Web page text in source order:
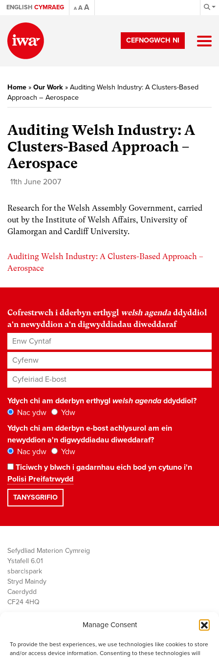
Manage Consent
To provide the best experiences, we use technologies like cookies to store
and/or access device information. Consenting to these technologies will
ENGLISH CYMRAEG A AA
CEFNOGWCH NI
Home » Our Work » Auditing Welsh Industry: A Clusters-Based
Approach – Aerospace
Auditing Welsh Industry: A
Clusters-Based Approach –
Aerospace
11th June 2007
Research for the Welsh Assembly Government, carried
out by the Institute of Welsh Affairs, University of
Glamorgan and Cardiff University.
Auditing Welsh Industry: A Clusters-Based Approach –
Aerospace
Cofrestrwch i dderbyn erthygl welsh agenda ddyddiol
a'n newyddion a'n digwyddiadau diweddaraf
Enw Cyntaf
Cyfenw
Cyfeiriad E-bost*
Ydych chi am dderbyn erthygl welsh agendaddyddiol?
Nac ydw
Ydw
Ydych chi am dderbyn e-bost achlysurol am ein
newyddion a'n digwyddiadau diweddaraf?
Nac ydw
Ydw
Ticiwch y blwch i gadarnhau eich bod yn cytuno i'n
Polisi Preifatrwydd
Sefydliad Materion Cymreig
Ystafell 6.01
sbarc|spark
Stryd Maindy
Caerdydd
CF24 4HQ
Public Services